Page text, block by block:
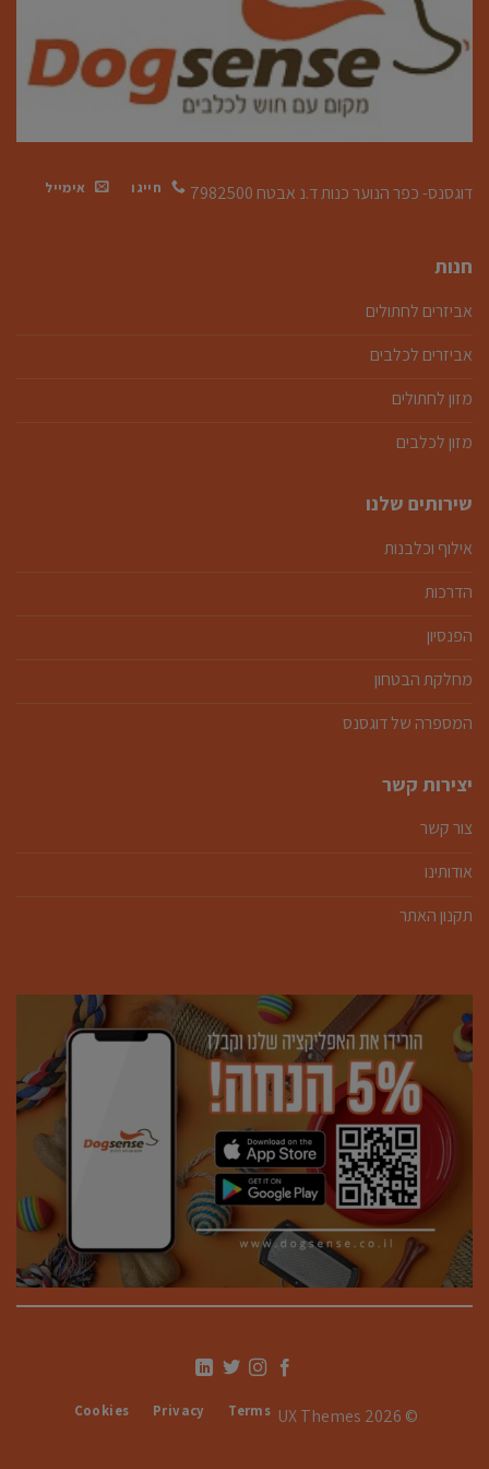
דוגסנס- כפר הנוער כנותד.נ אבטח 7982500 חייגו אימייל
חנות
אביזרים לחתולים
אביזרים לכלבים
מזון לחתולים
מזון לכלבים
שירותים שלנו
אילוף וכלבנות
הדרכות
הפנסיון
מחלקת הבטחון
המספרה של דוגסנס
יצירות קשר
צור קשר
אודותינו
תקנון האתר
© 2026 UX Themes
Terms
Privacy
Cookies